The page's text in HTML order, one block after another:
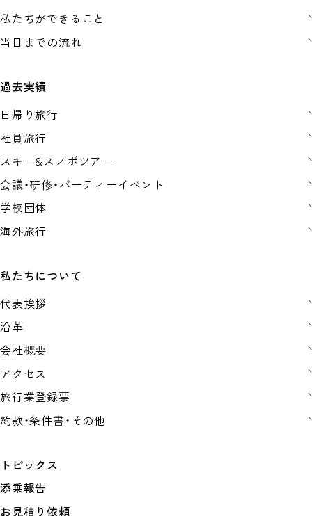
私たちができること
当日までの流れ
過去実績
日帰り旅行
社員旅行
スキー&スノボツアー
会議・研修・パーティーイベント
学校団体
海外旅行
私たちについて
代表挨拶
沿革
会社概要
アクセス
旅行業登録票
約款・条件書・その他
トピックス
添乗報告
お見積り依頼